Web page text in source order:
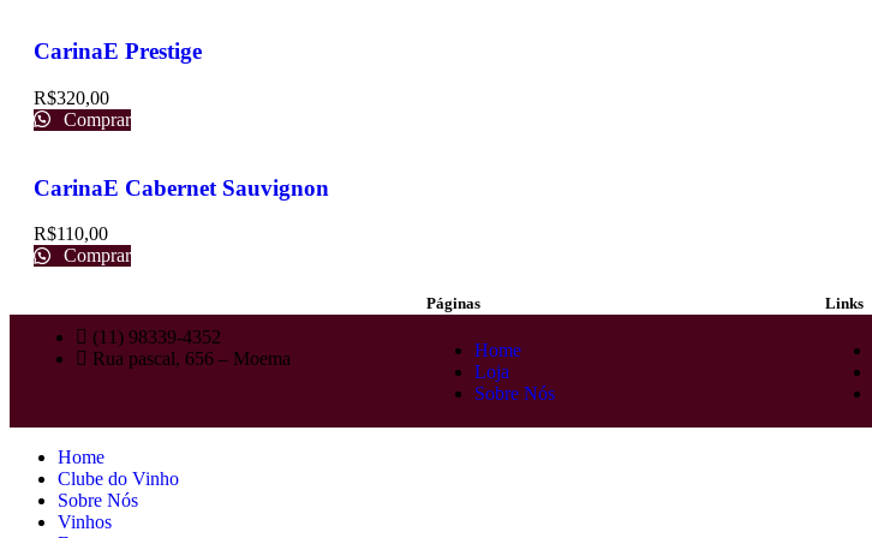
CarinaE Prestige
R$320,00
Comprar
CarinaE Cabernet Sauvignon
R$110,00
Comprar
(11) 98339-4352
Rua pascal, 656 – Moema
Páginas
Home
Loja
Sobre Nós
Links
Home
Clube do Vinho
Sobre Nós
Vinhos